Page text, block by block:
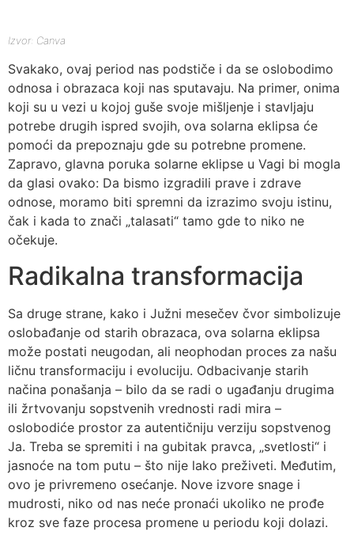
Izvor: Canva
Svakako, ovaj period nas podstiče i da se oslobodimo
odnosa i obrazaca koji nas sputavaju. Na primer, onima
koji su u vezi u kojoj guše svoje mišljenje i stavljaju
potrebe drugih ispred svojih, ova solarna eklipsa će
pomoći da prepoznaju gde su potrebne promene.
Zapravo, glavna poruka solarne eklipse u Vagi bi mogla
da glasi ovako: Da bismo izgradili prave i zdrave
odnose, moramo biti spremni da izrazimo svoju istinu,
čak i kada to znači „talasati“ tamo gde to niko ne
očekuje.
Radikalna transformacija
Sa druge strane, kako i Južni mesečev čvor simbolizuje
oslobađanje od starih obrazaca, ova solarna eklipsa
može postati neugodan, ali neophodan proces za našu
ličnu transformaciju i evoluciju. Odbacivanje starih
načina ponašanja – bilo da se radi o ugađanju drugima
ili žrtvovanju sopstvenih vrednosti radi mira –
oslobodiće prostor za autentičniju verziju sopstvenog
Ja. Treba se spremiti i na gubitak pravca, „svetlosti“ i
jasnoće na tom putu – što nije lako preživeti. Međutim,
ovo je privremeno osećanje. Nove izvore snage i
mudrosti, niko od nas neće pronaći ukoliko ne prođe
kroz sve faze procesa promene u periodu koji dolazi.